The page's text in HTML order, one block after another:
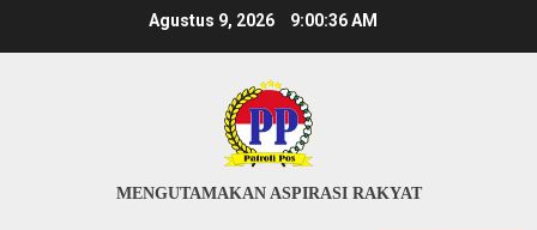
Agustus 9, 2026 9:00:37 AM
MENGUTAMAKAN ASPIRASI RAKYAT